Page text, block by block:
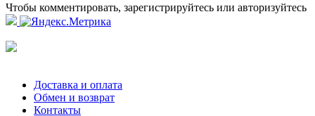
Чтобы комментировать, зарегистрируйтесь или авторизуйтесь
Доставка и оплата
Обмен и возврат
Контакты